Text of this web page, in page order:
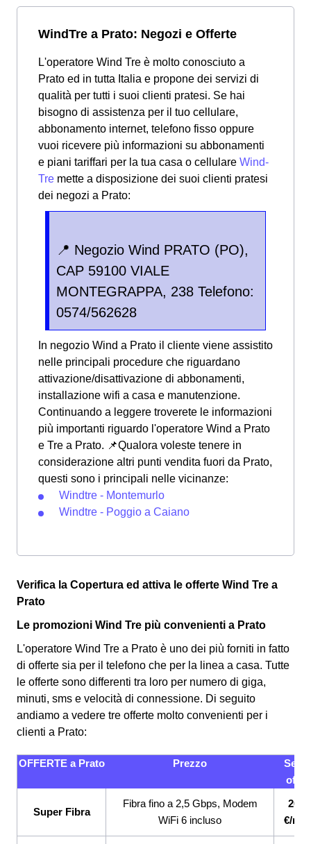
WindTre a Prato: Negozi e Offerte
L'operatore Wind Tre è molto conosciuto a
Prato ed in tutta Italia e propone dei servizi di
qualità per tutti i suoi clienti pratesi. Se hai
bisogno di assistenza per il tuo cellulare,
abbonamento internet, telefono fisso oppure
vuoi ricevere più informazioni su abbonamenti
e piani tariffari per la tua casa o cellulare Wind-
Tre mette a disposizione dei suoi clienti pratesi
dei negozi a Prato:
📍 Negozio Wind PRATO (PO),
CAP 59100 VIALE
MONTEGRAPPA, 238 Telefono:
0574/562628
In negozio Wind a Prato il cliente viene assistito
nelle principali procedure che riguardano
attivazione/disattivazione di abbonamenti,
installazione wifi a casa e manutenzione.
Continuando a leggere troverete le informazioni
più importanti riguardo l'operatore Wind a Prato
e Tre a Prato. 📌Qualora voleste tenere in
considerazione altri punti vendita fuori da Prato,
questi sono i principali nelle vicinanze:
Windtre - Montemurlo
Windtre - Poggio a Caiano
Verifica la Copertura ed attiva le offerte Wind Tre a
Prato
Le promozioni Wind Tre più convenienti a Prato
L'operatore Wind Tre a Prato è uno dei più forniti in fatto
di offerte sia per il telefono che per la linea a casa. Tutte
le offerte sono differenti tra loro per numero di giga,
minuti, sms e velocità di connessione. Di seguito
andiamo a vedere tre offerte molto convenienti per i
clienti a Prato:
OFFERTE a Prato Prezzo
Super Fibra
Fibra fino a 2,5 Gbps, Modem
WiFi 6 incluso
€/